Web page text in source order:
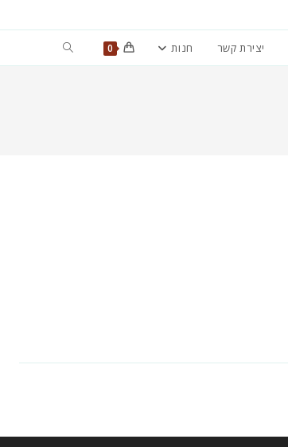
יצירת קשר חנות 0
Toggle